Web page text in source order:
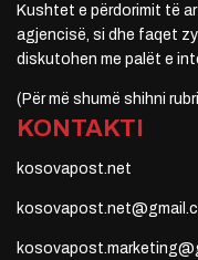
Kushtet e përdorimit të
agjencisë, si dhe faqet
diskutohen me palët e
(Për më shumë shihni
KONTAKTI
kosovapost.net